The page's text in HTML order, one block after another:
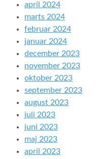
april 2024
marts 2024
februar 2024
januar 2024
december 2023
november 2023
oktober 2023
september 2023
august 2023
juli 2023
juni 2023
maj 2023
april 2023